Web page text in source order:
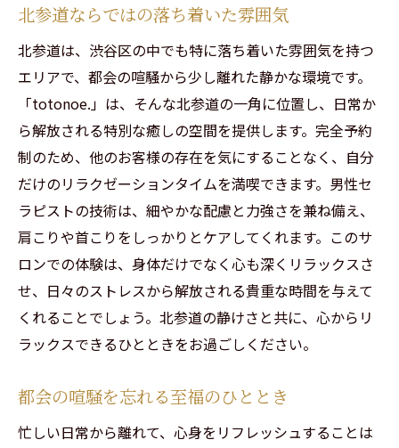
男性セラピストの安心感と信頼
施術中のリラックス体験を提供
肩こり・首こりの根本原因を知る
都会のオアシス、北参道のサロンでリフレッシ
都会の中に佇む癒しの空間
カフェ巡りと合わせて楽しむリラクゼーシ
ョン
ストレスフリーな環境で心を癒す
施術前後のおすすめ散策コース
都会の中での非日常を感じる時間
リラクゼーション後のおしゃれな過ごし方
北参道ならではの落ち着いた雰囲気
北参道は、渋谷区の中でも特に落ち着いた雰囲気を持つ
エリアで、都会の喧騒から少し離れた静かな環境です。
「totonoe.」は、そんな北参道の一角に位置し、日常か
ら解放される特別な癒しの空間を提供します。完全予約
制のため、他のお客様の存在を気にすることなく、自分
だけのリラクゼーションタイムを満喫できます。男性セ
ラピストの技術は、細やかな配慮と力強さを兼ね備え、
肩こりや首こりをしっかりとケアしてくれます。このサ
ロンでの体験は、身体だけでなく心も深くリラックスさ
せ、日々のストレスから解放される貴重な時間を与えて
くれることでしょう。北参道の静けさと共に、心からリ
ラックスできるひとときをお過ごしください。
都会の喧騒を忘れる至福のひととき
忙しい日常から離れて、心身をリフレッシュすることは